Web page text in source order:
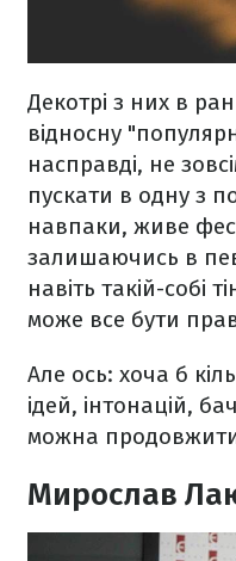
Декотрі з них в
відносну
насправді, не
пускати в одну з
навпаки, живе
залишаючись в
навіть такій-собі
може все бути
Але ось: хоча б
ідей, інтонацій,
можна
Мирослав